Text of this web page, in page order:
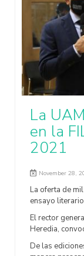
La
en la
2021
November 28,
La oferta de
ensayo
El rector
Heredia,
De las